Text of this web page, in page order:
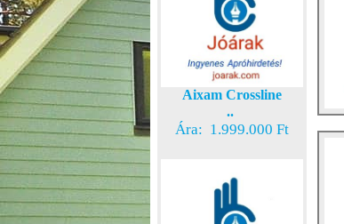
Aixam Crossline
..
Ára: 1.999.000 Ft